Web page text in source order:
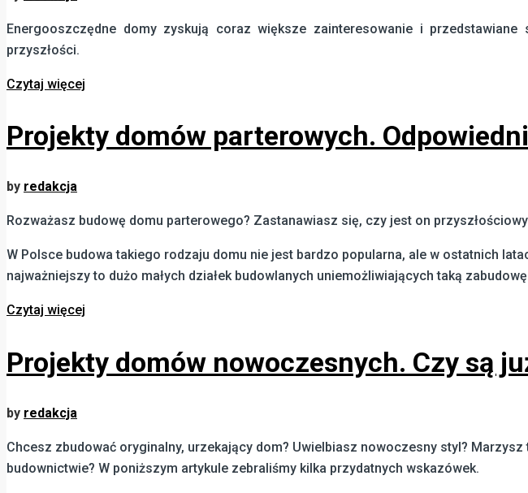
Energooszczędne domy zyskują coraz większe zainteresowanie i
przyszłości.
Czytaj więcej
Projekty domów parterowych.
by redakcja
Rozważasz budowę domu parterowego? Zastanawiasz się, czy jest on
W Polsce budowa takiego rodzaju domu nie jest bardzo popularna, ale w ostatnich
najważniejszy to dużo małych działek budowlanych uniemożliwiających taką
Czytaj więcej
Projekty domów nowoczesnych. Czy są
by redakcja
Chcesz zbudować oryginalny, urzekający dom? Uwielbiasz nowoczesny styl?
budownictwie? W poniższym artykule zebraliśmy kilka przydatnych wskazówek.